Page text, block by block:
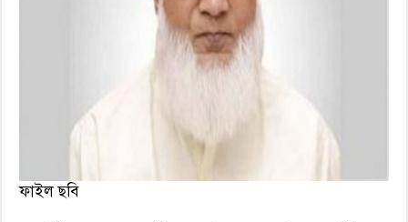
ফাইল ছবি